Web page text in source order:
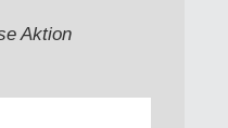
Aktion